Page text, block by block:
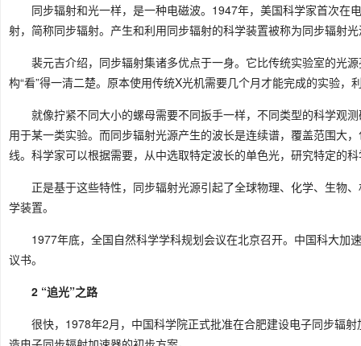
同步辐射和光一样，是一种电磁波。1947年，美国科学家首次在
射，简称同步辐射。产生和利用同步辐射的科学装置被称为同步辐射
裴元吉介绍，同步辐射集诸多优点于一身。它比传统实验室的光
构“看”得一清二楚。原本使用传统X光机需要几个月才能完成的实验
就像拧紧不同大小的螺母需要不同扳手一样，不同类型的科学观
用于某一类实验。而同步辐射光源产生的波长是连续谱，覆盖范围大
线。科学家可以根据需要，从中选取特定波长的单色光，研究特定的
正是基于这些特性，同步辐射光源引起了全球物理、化学、生物
学装置。
1977年底，全国自然科学学科规划会议在北京召开。中国科大加
议书。
2 “追光”之路
很快，1978年2月，中国科学院正式批准在合肥建设电子同步辐